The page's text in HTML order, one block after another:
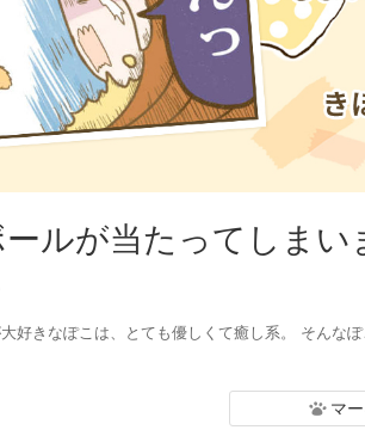
ルが当たってしまい
好きなぽこは、とても優しくて癒し系。 そんな
マ